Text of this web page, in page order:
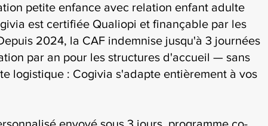
petite enfance avec relation enfant adulte
est certifiée Qualiopi et finançable par les
2024, la CAF indemnise jusqu'à 3 journées
par an pour les structures d'accueil — sans
logistique : Cogivia s'adapte entièrement à vos